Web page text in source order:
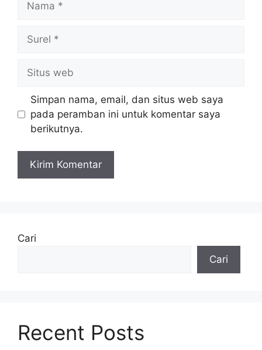
web
Simpan nama, email, dan situs web saya
pada peramban ini untuk komentar saya
berikutnya.
Cari
Cari
Recent Posts